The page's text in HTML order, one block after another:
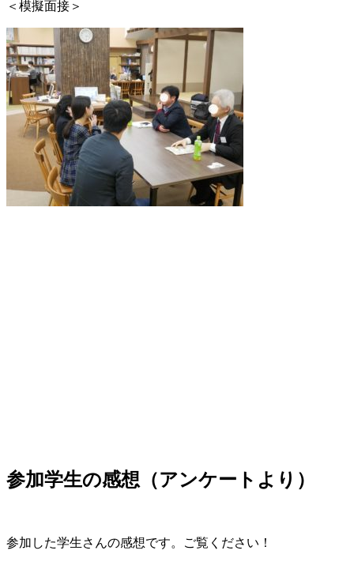
＜模擬面接＞
参加学生の感想（アンケートより）
参加した学生さんの感想です。ご覧ください！